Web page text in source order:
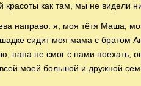
красоты как там, мы не видели
направо: я, моя тётя Маша,
сидит моя мама с братом
папа не смог с нами поехать,
моей большой и дружной